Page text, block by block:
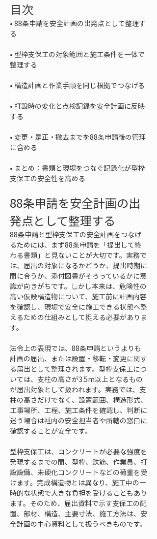
目次
• 88条申請を安全計画の出発点として整理す
• 型枠支保工の対象範囲と施工条件を一体で
•
• 打設時の変化と点検記録を安全計画に反映
• 変更・是正・撤去までを88条申請後の管理
• まとめ：書類と現場をつなぐ記録化が型枠
支保工の安全性を高める
88条申請を安全計画の出
発点として整理する
88条申請と型枠支保工の安全計画をつなげ
るためには、まず88条申請を「提出して終
わる書類」と見ないことが大切です。実務で
は、届出の対象になるかどうか、提出時期に
間に合うか、添付図書がそろっているかに意
識が向きがちです。しかし本来は、危険性の
高い仮設構造物について、施工前に計画内容
を確認し、現場で安全に施工できる状態へ整
えるための仕組みとして捉える必要がありま
す。
法令上の表現では、88条申請というよりも
計画の届出、または設置・移転・変更に関す
る届出として整理されます。型枠支保工につ
いては、支柱の高さが3.5m以上となるもの
が届出対象として扱われます。実務では、支
柱の高さだけでなく、設置範囲、構造形式、
工事場所、工程、施工条件を確認し、判断に
迷う場合は社内の安全担当者や所轄の窓口に
確認することが安全です。
型枠支保工は、コンクリートが必要な強度を
発現するまでの間、型枠、鉄筋、作業員、打
設設備、未硬化コンクリートなどの荷重を受
けます。完成構造物とは異なり、施工中の一
時的な状態で大きな負担を受けることもあり
ます。そのため、届出資料で示す支保工の配
置、部材、構造、主要寸法、施工方法は、安
全計画の中心資料として扱うべきものです。